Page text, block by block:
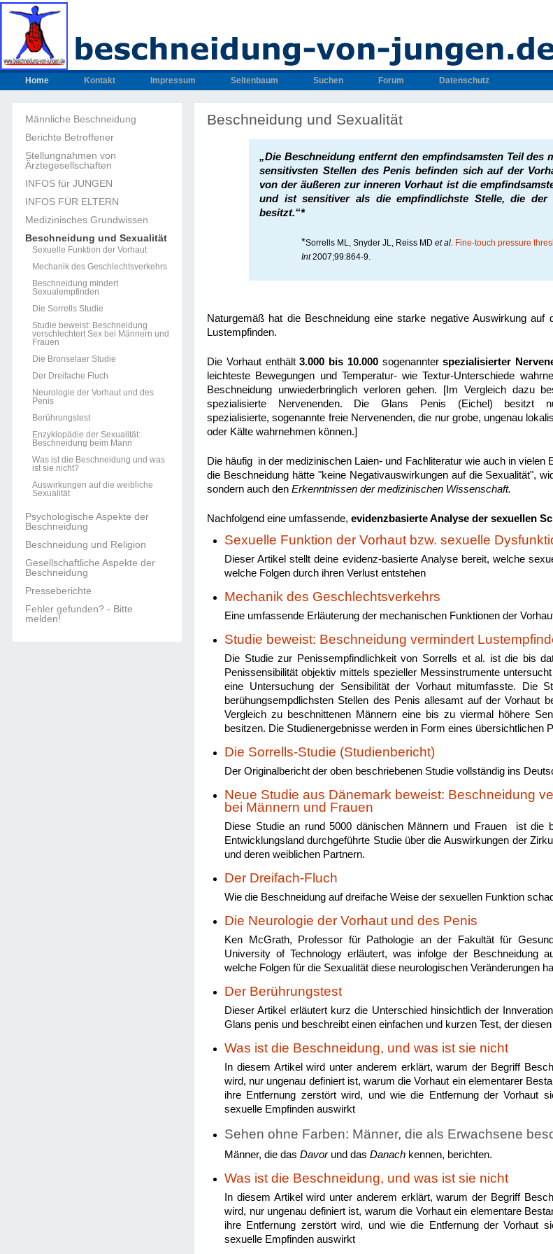
Home Kontakt Impressum Seitenbaum Suchen Forum Datenschutz
Männliche Beschneidung
Berichte Betroffener
Stellungnahmen von
Ärztegesellschaften
INFOS für JUNGEN
INFOS FÜR ELTERN
Medizinisches Grundwissen
Beschneidung und Sexualität
Sexuelle Funktion der Vorhaut
Mechanik des Geschlechtsverkehrs
Beschneidung mindert
Sexualempfinden
Die Sorrells Studie
Studie beweist: Beschneidung
verschlechtert Sex bei Männern und
Frauen
Die Bronselaer Studie
Der Dreifache Fluch
Neurologie der Vorhaut und des
Penis
Berührungstest
Enzyklopädie der Sexualität:
Beschneidung beim Mann
Was ist die Beschneidung und was
ist sie nicht?
Auswirkungen auf die weibliche
Sexualität
Psychologische Aspekte der
Beschneidung
Beschneidung und Religion
Gesellschaftliche Aspekte der
Beschneidung
Presseberichte
Fehler gefunden? - Bitte
melden!
Beschneidung und Sexualität
„Die Beschneidung entfernt den empfindsamsten Teil des
sensitivsten Stellen des Penis befinden sich auf der
von der äußeren zur inneren Vorhaut ist die
und ist sensitiver als die empfindlichste Stelle, die der
besitzt.“*
*Sorrells ML, Snyder JL, Reiss MDet al. Fine-touch pressure
Int2007;99:864-9.
Naturgemäß hat die Beschneidung eine starke negative Auswirkung auf
Lustempfinden.
Die Vorhaut enthält3.000 bis 10.000sogenannterspezialisierter
leichteste Bewegungen und Temperatur- wie Textur-Unterschiede
Beschneidung unwiederbringlich verloren gehen. [Im Vergleich dazu
spezialisierte Nervenenden. Die Glans Penis (Eichel) besitzt
spezialisierte, sogenannte freie Nervenenden, die nur grobe, ungenau
oder Kälte wahrnehmen können.]
Die häufig in der medizinischen Laien- und Fachliteratur wie auch in vielen
die Beschneidung hätte "keine Negativauswirkungen auf die Sexualität",
sondern auch den Erkenntnissen der medizinischen Wissenschaft.
Nachfolgend eine umfassende, evidenzbasierte Analyse der sexuellen
Sexuelle Funktion der Vorhaut bzw. sexuelle
Dieser Artikel stellt deine evidenz-basierte Analyse bereit, welche
welche Folgen durch ihren Verlust entstehen
Mechanik des Geschlechtsverkehrs
Eine umfassende Erläuterung der mechanischen Funktionen der
Studie beweist: Beschneidung vermindert
Die Studie zur Penissempfindlichkeit von Sorrells et al. ist die bis
Penissensibilität objektiv mittels spezieller Messinstrumente
eine Untersuchung der Sensibilität der Vorhaut mitumfasste. Die
berühungsempdlichsten Stellen des Penis allesamt auf der Vorhaut
Vergleich zu beschnittenen Männern eine bis zu viermal höhere
besitzen. Die Studienergebnisse werden in Form eines übersichtlichen
Die Sorrells-Studie (Studienbericht)
Der Originalbericht der oben beschriebenen Studie vollständig ins
Neue Studie aus Dänemark beweist: Beschneidung
bei Männern und Frauen
Diese Studie an rund 5000 dänischen Männern und Frauen ist die
Entwicklungsland durchgeführte Studie über die Auswirkungen der
und deren weiblichen Partnern.
Der Dreifach-Fluch
Wie die Beschneidung auf dreifache Weise der sexuellen Funktion
Die Neurologie der Vorhaut und des Penis
Ken McGrath, Professor für Pathologie an der Fakultät für
University of Technology erläutert, was infolge der Beschneidung
welche Folgen für die Sexualität diese neurologischen Veränderungen
Der Berührungstest
Dieser Artikel erläutert kurz die Unterschied hinsichtlich der
Glans penis und beschreibt einen einfachen und kurzen Test, der
Was ist die Beschneidung, und was ist sie nicht
In diesem Artikel wird unter anderem erklärt, warum der Begriff
wird, nur ungenau definiert ist, warum die Vorhaut ein elementarer
ihre Entfernung zerstört wird, und wie die Entfernung der Vorhaut
sexuelle Empfinden auswirkt
Sehen ohne Farben: Männer, die als Erwachsene
Männer, die das Davorund das Danach kennen, berichten.
Was ist die Beschneidung, und was ist sie nicht
In diesem Artikel wird unter anderem erklärt, warum der Begriff
wird, nur ungenau definiert ist, warum die Vorhaut ein elementare
ihre Entfernung zerstört wird, und wie die Entfernung der Vorhaut
sexuelle Empfinden auswirkt